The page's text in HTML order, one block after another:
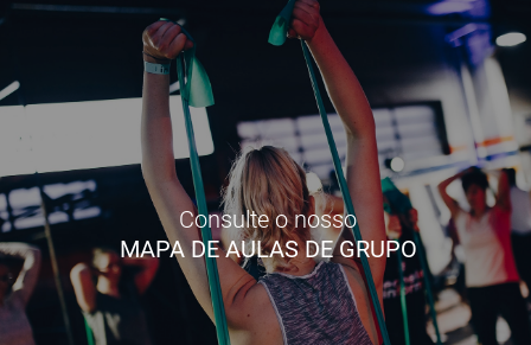
Consulte o nosso
MAPA DE AULAS DE GRUPO